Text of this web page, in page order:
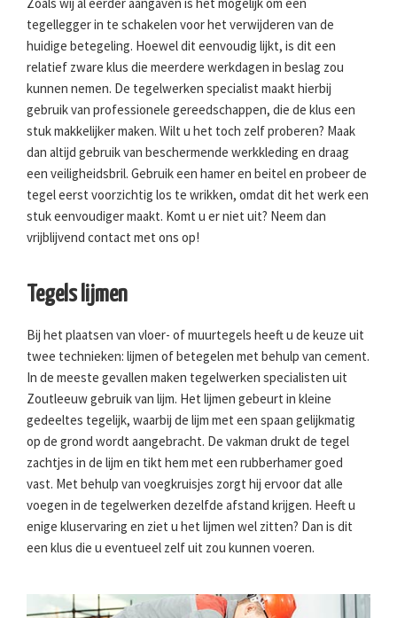
tegellegger in te schakelen voor het verwijderen van de
huidige betegeling. Hoewel dit eenvoudig lijkt, is dit een
relatief zware klus die meerdere werkdagen in beslag zou
kunnen nemen. De tegelwerken specialist maakt hierbij
gebruik van professionele gereedschappen, die de klus een
stuk makkelijker maken. Wilt u het toch zelf proberen? Maak
dan altijd gebruik van beschermende werkkleding en draag
een veiligheidsbril. Gebruik een hamer en beitel en probeer de
tegel eerst voorzichtig los te wrikken, omdat dit het werk een
stuk eenvoudiger maakt. Komt u er niet uit? Neem dan
vrijblijvend contact met ons op!
Tegels lijmen
Bij het plaatsen van vloer- of muurtegels heeft u de keuze uit
twee technieken: lijmen of betegelen met behulp van cement.
In de meeste gevallen maken tegelwerken specialisten uit
Zoutleeuw gebruik van lijm. Het lijmen gebeurt in kleine
gedeeltes tegelijk, waarbij de lijm met een spaan gelijkmatig
op de grond wordt aangebracht. De vakman drukt de tegel
zachtjes in de lijm en tikt hem met een rubberhamer goed
vast. Met behulp van voegkruisjes zorgt hij ervoor dat alle
voegen in de tegelwerken dezelfde afstand krijgen. Heeft u
enige kluservaring en ziet u het lijmen wel zitten? Dan is dit
een klus die u eventueel zelf uit zou kunnen voeren.